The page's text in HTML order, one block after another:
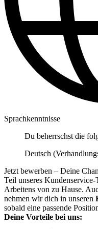
Sprachkenntnisse
Du beherrschst die
Deutsch
Jetzt bewerben – Deine
Teil unseres
Arbeitens von zu Hause.
nehmen wir dich in unseren
sobald eine passende
Deine Vorteile bei uns: